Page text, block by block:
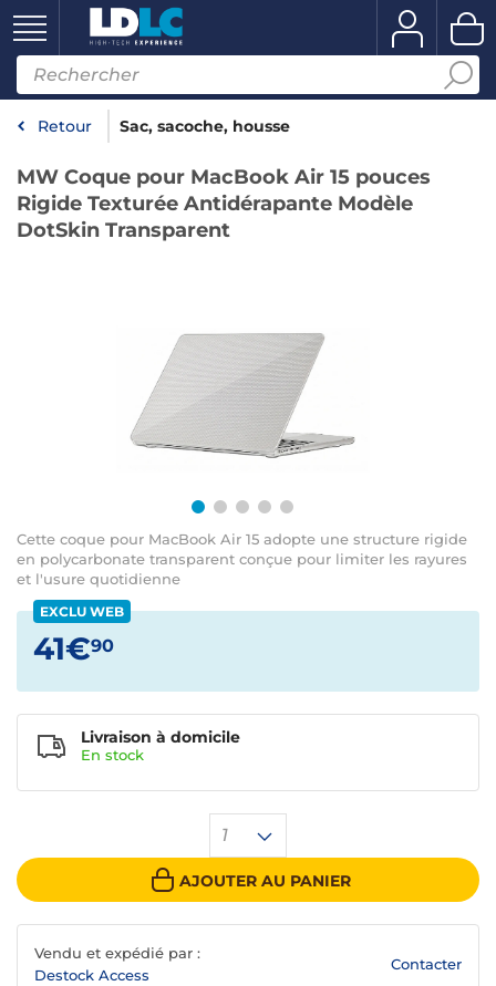
Retour Sac, sacoche, housse
MW Coque pour MacBook Air 15 pouces
Rigide Texturée Antidérapante Modèle
DotSkin Transparent
Cette coque pour MacBook Air 15 adopte une structure rigide
en polycarbonate transparent conçue pour limiter les rayures
et l'usure quotidienne
EXCLU WEB
41€90
1
AJOUTER AU PANIER
Livraison à domicile
En stock
Vendu et expédié par :
Destock Access
Contacter